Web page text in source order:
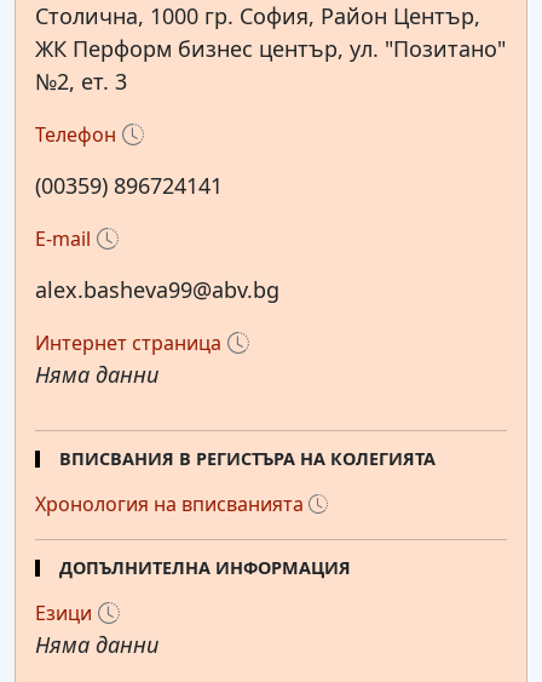
Столична, 1000 гр. София, Район Център,
ЖК Перформ бизнес център, ул. "Позитано"
№2, ет. 3
Телефон
(00359) 896724141
E-mail
alex.basheva99@abv.bg
Интернет страница
Няма данни
ВПИСВАНИЯ В РЕГИСТЪРА НА КОЛЕГИЯТА
Хронология на вписванията
ДОПЪЛНИТЕЛНА ИНФОРМАЦИЯ
Езици
Няма данни